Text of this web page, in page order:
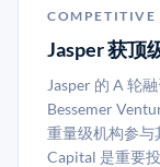
COMPETITIVE
Jasper 获顶
Jasper 的 A 轮
Bessemer
重量级机构参与
Capital 是重要